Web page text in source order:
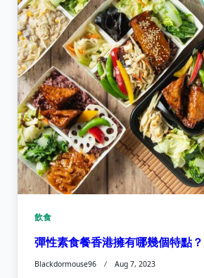
飲食
彈性素食餐香港擁有哪幾個特點？
Blackdormouse96 Aug 7, 2023